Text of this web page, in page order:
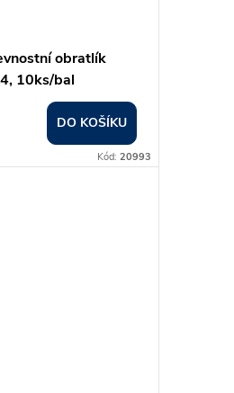
obratlík
10ks/bal
DO KOŠÍKU
Kód: 20993